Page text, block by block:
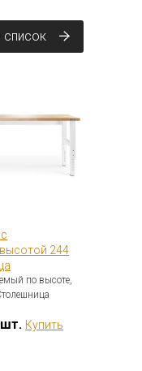
список
244
по высоте,
Купить